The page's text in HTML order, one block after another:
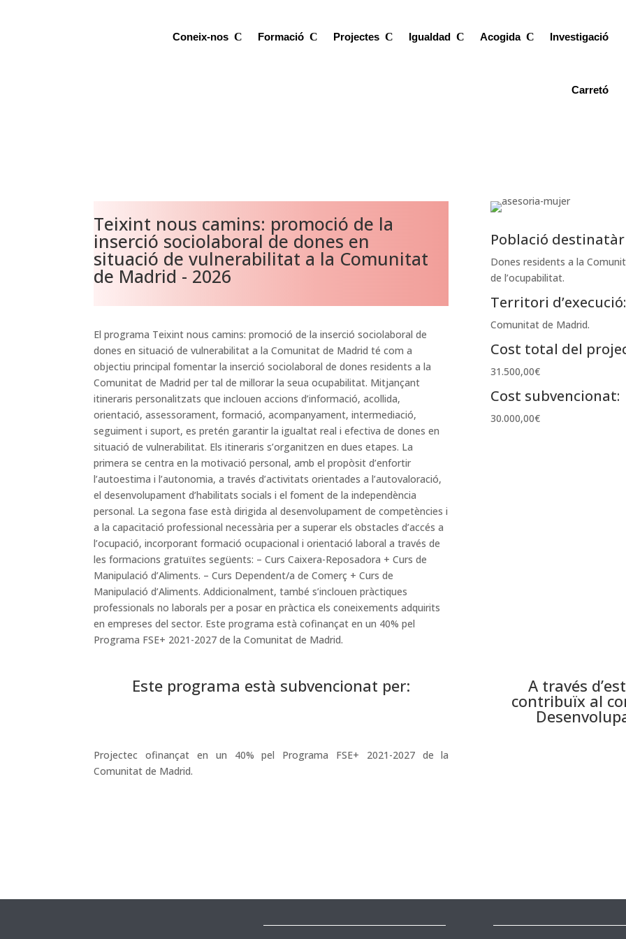
Coneix-nos Formació Projectes Igualdad Acogida Investigació
Carretó
Teixint nous camins: promoció de la
inserció sociolaboral de dones en
situació de vulnerabilitat a la Comunitat
de Madrid - 2026
El programa Teixint nous camins: promoció de la inserció sociolaboral de
dones en situació de vulnerabilitat a la Comunitat de Madrid té com a
objectiu principal fomentar la inserció sociolaboral de dones residents a la
Comunitat de Madrid per tal de millorar la seua ocupabilitat. Mitjançant
itineraris personalitzats que inclouen accions d’informació, acollida,
orientació, assessorament, formació, acompanyament, intermediació,
seguiment i suport, es pretén garantir la igualtat real i efectiva de dones en
situació de vulnerabilitat. Els itineraris s’organitzen en dues etapes. La
primera se centra en la motivació personal, amb el propòsit d’enfortir
l’autoestima i l’autonomia, a través d’activitats orientades a l’autovaloració,
el desenvolupament d’habilitats socials i el foment de la independència
personal. La segona fase està dirigida al desenvolupament de competències i
a la capacitació professional necessària per a superar els obstacles d’accés a
l’ocupació, incorporant formació ocupacional i orientació laboral a través de
les formacions gratuïtes següents: – Curs Caixera-Reposadora + Curs de
Manipulació d’Aliments. – Curs Dependent/a de Comerç + Curs de
Manipulació d’Aliments. Addicionalment, també s’inclouen pràctiques
professionals no laborals per a posar en pràctica els coneixements adquirits
en empreses del sector. Este programa està cofinançat en un 40% pel
Programa FSE+ 2021-2027 de la Comunitat de Madrid.
Població
Dones residents a la
de l’ocupabilitat.
Territori d’execució:
Comunitat de Madrid.
Cost total del
31.500,00€
Cost subvencionat:
30.000,00€
Este programa està subvencionat per:
Projectec ofinançat en un 40% pel Programa FSE+ 2021-2027 de la
Comunitat de Madrid.
A través
contribuïx al